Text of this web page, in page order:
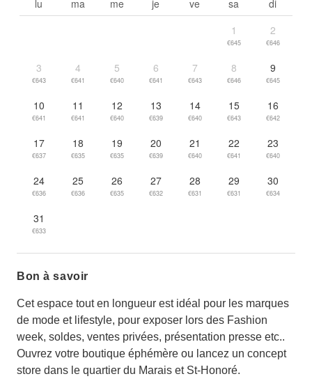
lu ma me je ve sa
di
1
€645
2
€646
3
€643
4
€641
5
€640
6
€641
7
€643
8
€646
9
€645
10
€641
11
€641
12
€640
13
€639
14
€640
15
€643
16
€642
17
€637
18
€635
19
€635
20
€639
21
€640
22
€641
23
€640
24
€636
25
€636
26
€635
27
€632
28
€631
29
€631
30
€634
31
€633
Bon à savoir
Cet espace tout en longueur est idéal pour les marques
de mode et lifestyle, pour exposer lors des Fashion
week, soldes, ventes privées, présentation presse etc..
Ouvrez votre boutique éphémère ou lancez un concept
store dans le quartier du Marais et St-Honoré.